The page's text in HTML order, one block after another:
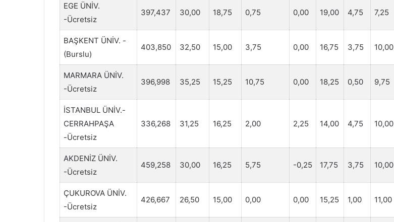
EGE ÜNİV.
-Ücretsiz
397,437 30,00 18,75 0,75 0,00 19,00 4,75 7,25
BAŞKENT ÜNİV. -
(Burslu)
403,850 32,50 15,00 3,75 0,00 16,75 3,75 10,00
MARMARA ÜNİV.
-Ücretsiz
396,998 35,25 15,25 10,75 0,00 18,25 0,50 9,75
İSTANBUL ÜNİV.-
CERRAHPAŞA
-Ücretsiz
336,268 31,25 16,25 2,00 2,25 14,00 4,75 10,00
AKDENİZ ÜNİV.
-Ücretsiz
459,258 30,00 16,25 5,75 -0,25 17,75 3,75 10,00
ÇUKUROVA ÜNİV.
-Ücretsiz
426,667 26,50 15,00 0,00 0,00 15,25 1,00 11,00